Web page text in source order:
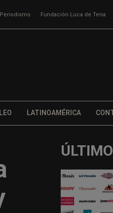
Fundación Luca de Tena
LATINOAMÉRICA